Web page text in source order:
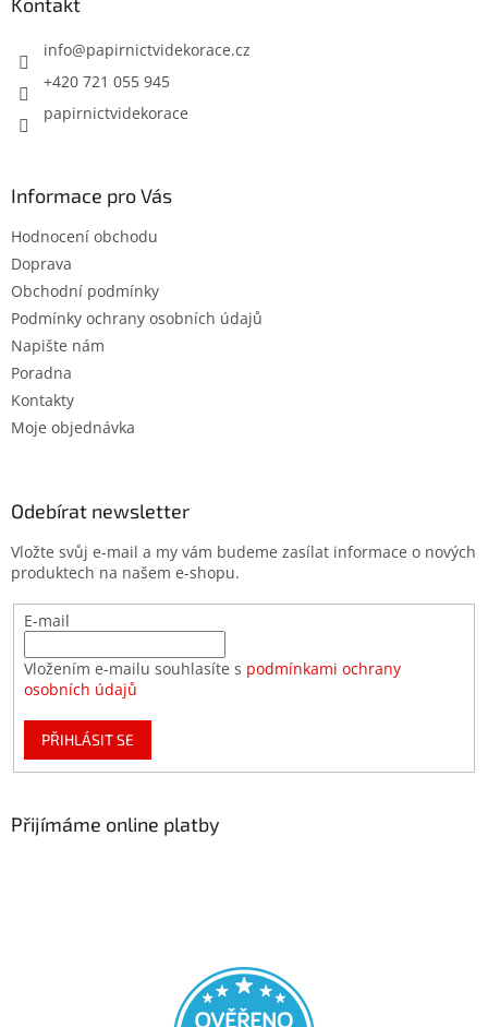
info@papirnictvidekorace.cz
+420 721 055 945
papirnictvidekorace
Informace pro Vás
Hodnocení obchodu
Doprava
Obchodní podmínky
Podmínky ochrany osobních údajů
Napište nám
Poradna
Kontakty
Moje objednávka
Odebírat newsletter
Vložte svůj e-mail a my vám budeme zasílat informace o nových
produktech na našem e-shopu.
E-mail
Vložením e-mailu souhlasíte s podmínkami ochrany
osobních údajů
PŘIHLÁSIT SE
Přijímáme online platby